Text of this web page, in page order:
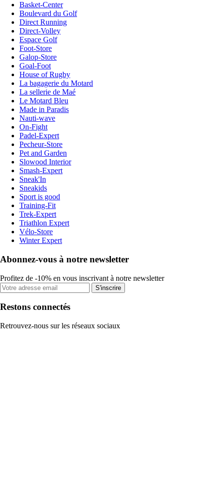
Basket-Center
Boulevard du Golf
Direct Running
Direct-Volley
Espace Golf
Foot-Store
Galop-Store
Goal-Foot
House of Rugby
La bagagerie du Motard
La sellerie de Maé
Le Motard Bleu
Made in Paradis
Nauti-wave
On-Fight
Padel-Expert
Pecheur-Store
Pet and Garden
Slowood Interior
Smash-Expert
Sneak'In
Sneakids
Sport is good
Training-Fit
Trek-Expert
Triathlon Expert
Vélo-Store
Winter Expert
Abonnez-vous à notre newsletter
Profitez de -10% en vous inscrivant à notre newsletter
S'inscrire
Restons connectés
Retrouvez-nous sur les réseaux sociaux